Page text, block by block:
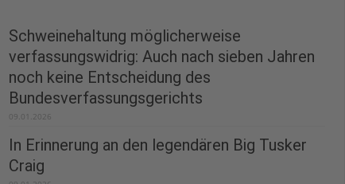
Schweinehaltung möglicherweise
verfassungswidrig: Auch nach sieben Jahren
noch keine Entscheidung des
Bundesverfassungsgerichts
09.01.2026
In Erinnerung an den legendären Big Tusker
Craig